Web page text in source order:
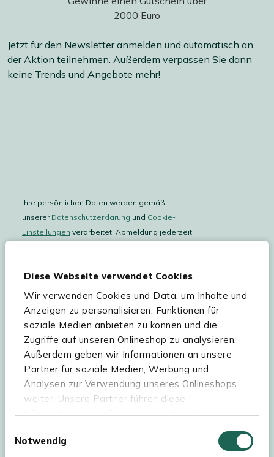
Diese Webseite verwendet Cookies
Wir verwenden Cookies und Data, um Inhalte und
Anzeigen zu personalisieren, Funktionen für
soziale Medien anbieten zu können und die
Zugriffe auf unseren Onlineshop zu analysieren.
Außerdem geben wir Informationen an unsere
Partner für soziale Medien, Werbung und
Analysen zur Verwendung unseres Onlineshops
weiter. Unsere Partner führen diese
Informationen möglicherweise mit weiteren
haben oder die sie im Rahmen Ihrer Nutzung der
Notwendig
Jetzt für den Newsletter anmelden und automatisch an
der Aktion teilnehmen. Außerdem verpassen Sie dann
keine Trends und Angebote mehr!
Ihre persönlichen Daten werden gemäß
unserer Datenschutzerklärung und Cookie-
Einstellungen verarbeitet. Abmeldung jederzeit
Hilfe & Service
Sortiment
Kees Smit Gartenmöbel
Experience Stores XXL